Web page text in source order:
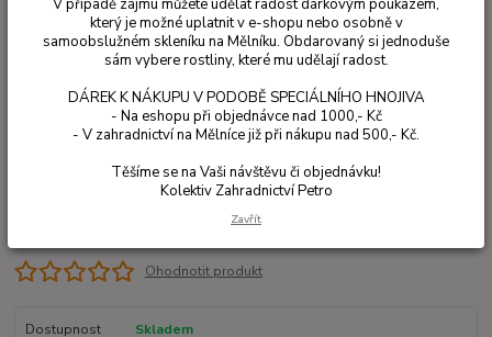
Ohodnotit produkt
Dostupnost
Skladem
V případě zájmu můžete udělat radost dárkovým poukazem,
který je možné uplatnit v e-shopu nebo osobně v
samoobslužném skleníku na Mělníku. Obdarovaný si jednoduše
sám vybere rostliny, které mu udělají radost.
DÁREK K NÁKUPU V PODOBĚ SPECIÁLNÍHO HNOJIVA
- Na eshopu při objednávce nad 1000,- Kč
- V zahradnictví na Mělníce již při nákupu nad 500,- Kč.
Těšíme se na Vaši návštěvu či objednávku!
Kolektiv Zahradnictví Petro
Zavřít